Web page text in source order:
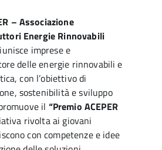
– Associazione
Energie Rinnovabili
imprese e
delle energie rinnovabili e
con l’obiettivo di
sostenibilità e sviluppo
il “Premio ACEPER
rivolta ai giovani
con competenze e idee